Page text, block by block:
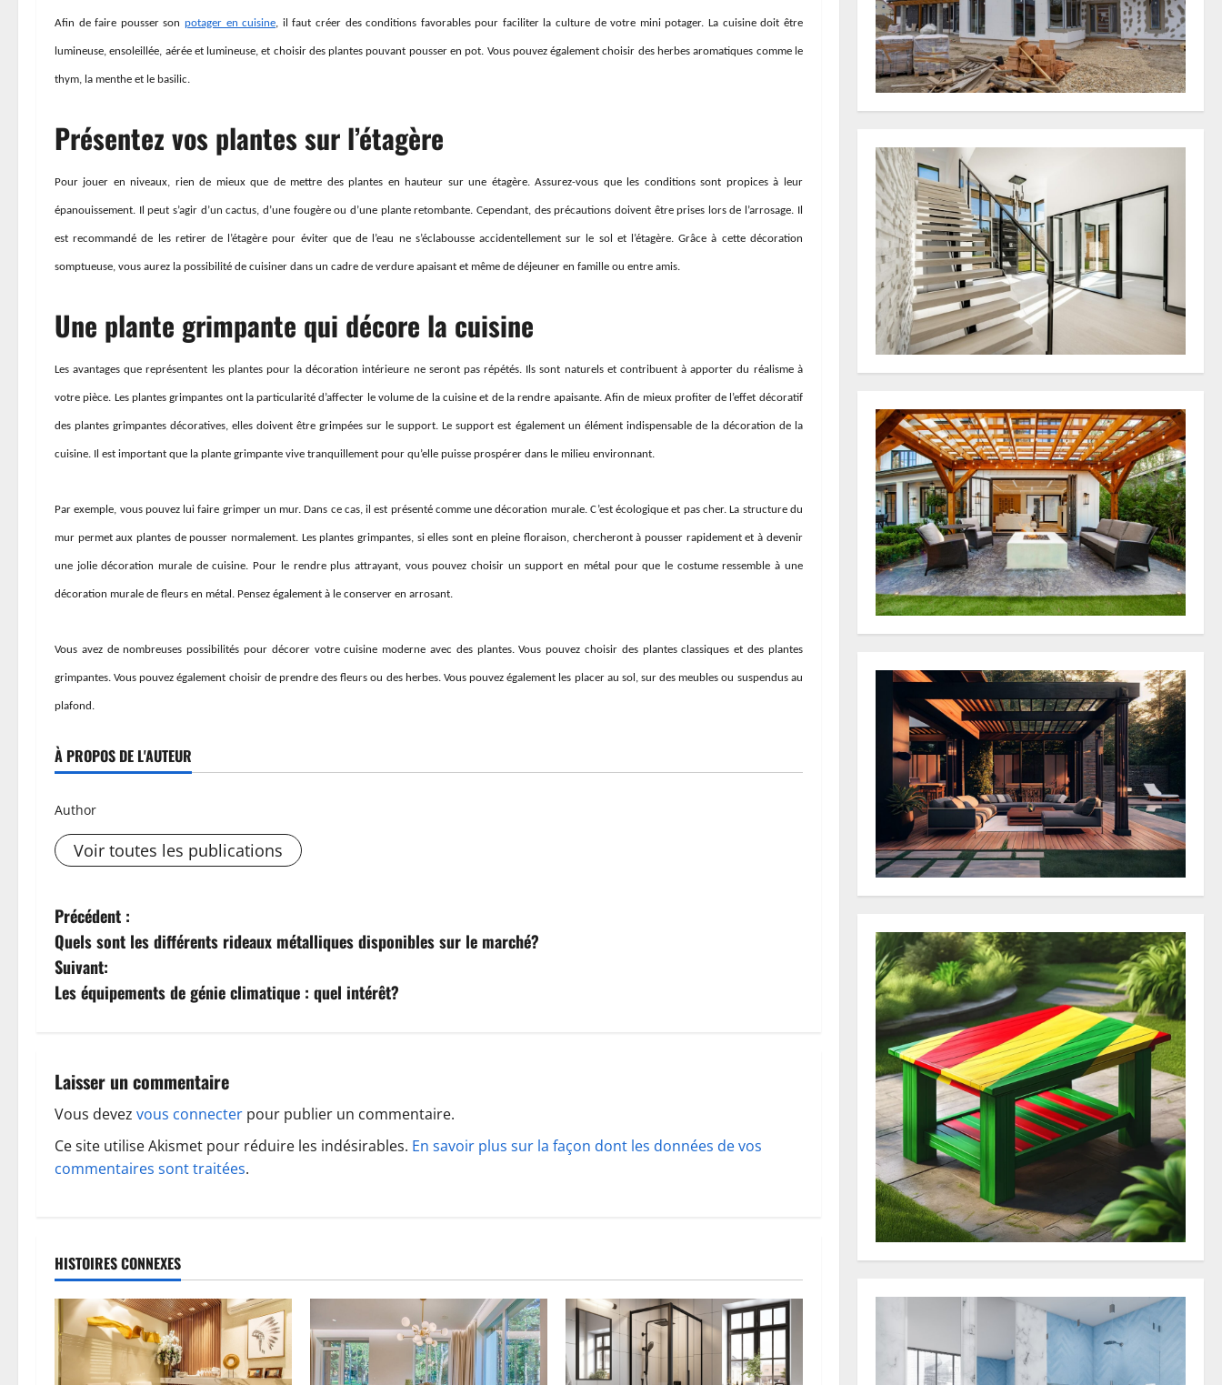
Afin de faire pousser son potager en cuisine, il faut créer des conditions favorables pour faciliter la culture de votre mini potager. La cuisine doit être
lumineuse, ensoleillée, aérée et lumineuse, et choisir des plantes pouvant pousser en pot. Vous pouvez également choisir des herbes aromatiques comme le
thym, la menthe et le basilic.
Présentez vos plantes sur l’étagère
Pour jouer en niveaux, rien de mieux que de mettre des plantes en hauteur sur une étagère. Assurez-vous que les conditions sont propices à leur
épanouissement. Il peut s’agir d’un cactus, d’une fougère ou d’une plante retombante. Cependant, des précautions doivent être prises lors de l’arrosage. Il
est recommandé de les retirer de l’étagère pour éviter que de l’eau ne s’éclabousse accidentellement sur le sol et l’étagère. Grâce à cette décoration
somptueuse, vous aurez la possibilité de cuisiner dans un cadre de verdure apaisant et même de déjeuner en famille ou entre amis.
Une plante grimpante qui décore la cuisine
Les avantages que représentent les plantes pour la décoration intérieure ne seront pas répétés. Ils sont naturels et contribuent à apporter du réalisme à
votre pièce. Les plantes grimpantes ont la particularité d’affecter le volume de la cuisine et de la rendre apaisante. Afin de mieux profiter de l’effet décoratif
des plantes grimpantes décoratives, elles doivent être grimpées sur le support. Le support est également un élément indispensable de la décoration de la
cuisine. Il est important que la plante grimpante vive tranquillement pour qu’elle puisse prospérer dans le milieu environnant.
Par exemple, vous pouvez lui faire grimper un mur. Dans ce cas, il est présenté comme une décoration murale. C’est écologique et pas cher. La structure du
mur permet aux plantes de pousser normalement. Les plantes grimpantes, si elles sont en pleine floraison, chercheront à pousser rapidement et à devenir
une jolie décoration murale de cuisine. Pour le rendre plus attrayant, vous pouvez choisir un support en métal pour que le costume ressemble à une
décoration murale de fleurs en métal. Pensez également à le conserver en arrosant.
Vous avez de nombreuses possibilités pour décorer votre cuisine moderne avec des plantes. Vous pouvez choisir des plantes classiques et des plantes
grimpantes. Vous pouvez également choisir de prendre des fleurs ou des herbes. Vous pouvez également les placer au sol, sur des meubles ou suspendus au
plafond.
À PROPOS DE L'AUTEUR
Author
Voir toutes les publications
N
a
v
g
a
t
i
n
d
’
Précédent :
Quels sont les différents rideaux métalliques disponibles sur le marché?
Suivant:
Les équipements de génie climatique : quel intérêt?
Laisser un commentaire
Vous devez vous connecter pour publier un commentaire.
Ce site utilise Akismet pour réduire les indésirables. En savoir plus sur la façon dont les données de vos
commentaires sont traitées.
HISTOIRES CONNEXES